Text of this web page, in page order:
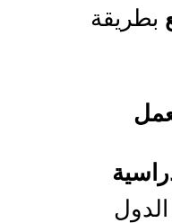
بطريقة
الدول